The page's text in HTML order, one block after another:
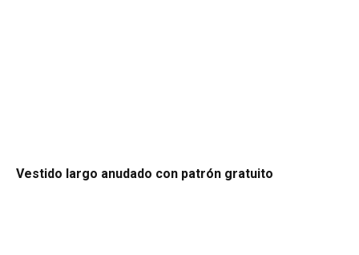
Vestido largo anudado con patrón gratuito